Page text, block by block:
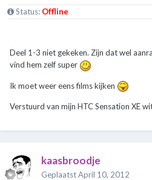
Status: Offline
Deel 1-3 niet gekeken. Zijn dat wel
vind hem zelf super
Ik moet weer eens films kijken
Verstuurd van mijn HTC Sensation XE
kaasbroodje
GeplaatstApril 10, 2012